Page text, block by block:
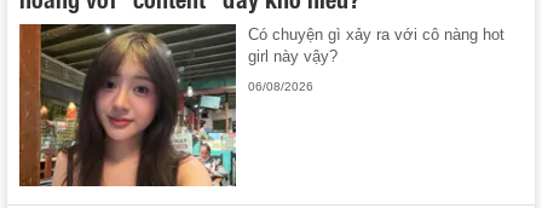
Có chuyện gì xảy ra với cô nàng hot
girl này vậy?
06/08/2026